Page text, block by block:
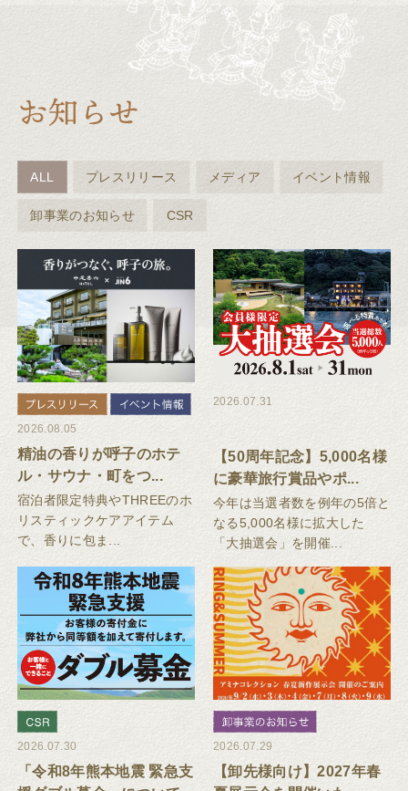
ALL プレスリリース メディア イベント情報
卸事業のお知らせ CSR
2026.08.05
精油の香りが呼子のホテ
ル・サウナ・町をつ...
宿泊者限定特典やTHREEのホ
リスティックケアアイテム
で、香りに包ま...
2026.07.31
【50周年記念】5,000名様
に豪華旅行賞品やポ...
今年は当選者数を例年の5倍と
なる5,000名様に拡大した
「大抽選会」を開催...
2026.07.30
「令和8年熊本地震 緊急支
2026.07.29
【卸先様向け】2027年春